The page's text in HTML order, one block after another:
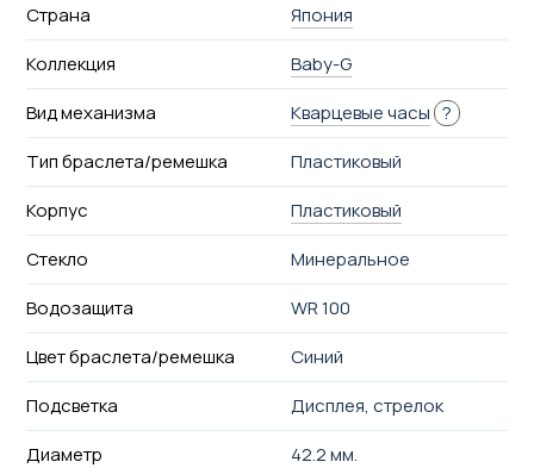
Страна
Япония
Коллекция
Baby-G
Вид механизма
Кварцевые часы ?
Тип браслета/ремешка
Пластиковый
Корпус
Пластиковый
Стекло
Минеральное
Водозащита
WR 100
Цвет браслета/ремешка
Синий
Подсветка
Дисплея, стрелок
Диаметр
42.2 мм.